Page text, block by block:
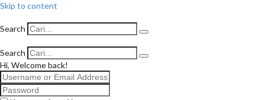
Skip to content
Search
Search
Hi, Welcome back!